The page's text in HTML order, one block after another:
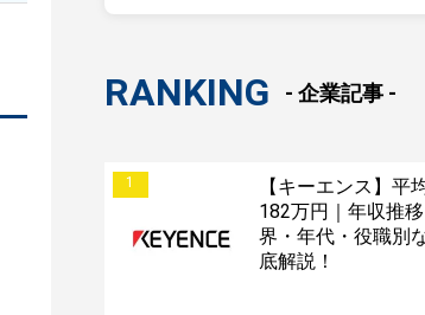
RANKING - 企業記事 -
1
【キーエンス】平
182万円｜年収推
界・年代・役職別
底解説！